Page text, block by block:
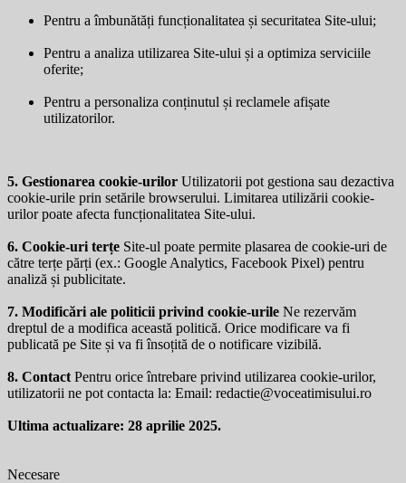
Pentru a îmbunătăți funcționalitatea și securitatea Site-ului;
Pentru a analiza utilizarea Site-ului și a optimiza serviciile
oferite;
Pentru a personaliza conținutul și reclamele afișate
utilizatorilor.
5. Gestionarea cookie-urilor Utilizatorii pot gestiona sau dezactiva
cookie-urile prin setările browserului. Limitarea utilizării cookie-
urilor poate afecta funcționalitatea Site-ului.
6. Cookie-uri terțe Site-ul poate permite plasarea de cookie-uri de
către terțe părți (ex.: Google Analytics, Facebook Pixel) pentru
analiză și publicitate.
7. Modificări ale politicii privind cookie-urile Ne rezervăm
dreptul de a modifica această politică. Orice modificare va fi
publicată pe Site și va fi însoțită de o notificare vizibilă.
8. Contact Pentru orice întrebare privind utilizarea cookie-urilor,
utilizatorii ne pot contacta la: Email: redactie@voceatimisului.ro
Ultima actualizare: 28 aprilie 2025.
Necesare